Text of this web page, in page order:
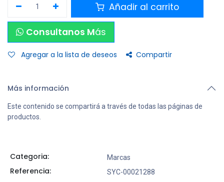
Añadir al carrito
Consultanos Más
Agregar a la lista de deseos Compartir
Más información
Este contenido se compartirá a través de todas las páginas de
productos.
Categoria: Marcas
Referencia: SYC-00021288